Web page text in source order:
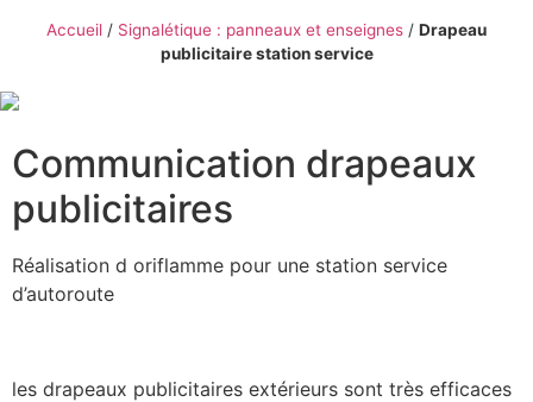
Accueil / Signalétique : panneaux et enseignes / Drapeau
publicitaire station service
Communication drapeaux
publicitaires
Réalisation d oriflamme pour une station service
d’autoroute
les drapeaux publicitaires extérieurs sont très efficaces